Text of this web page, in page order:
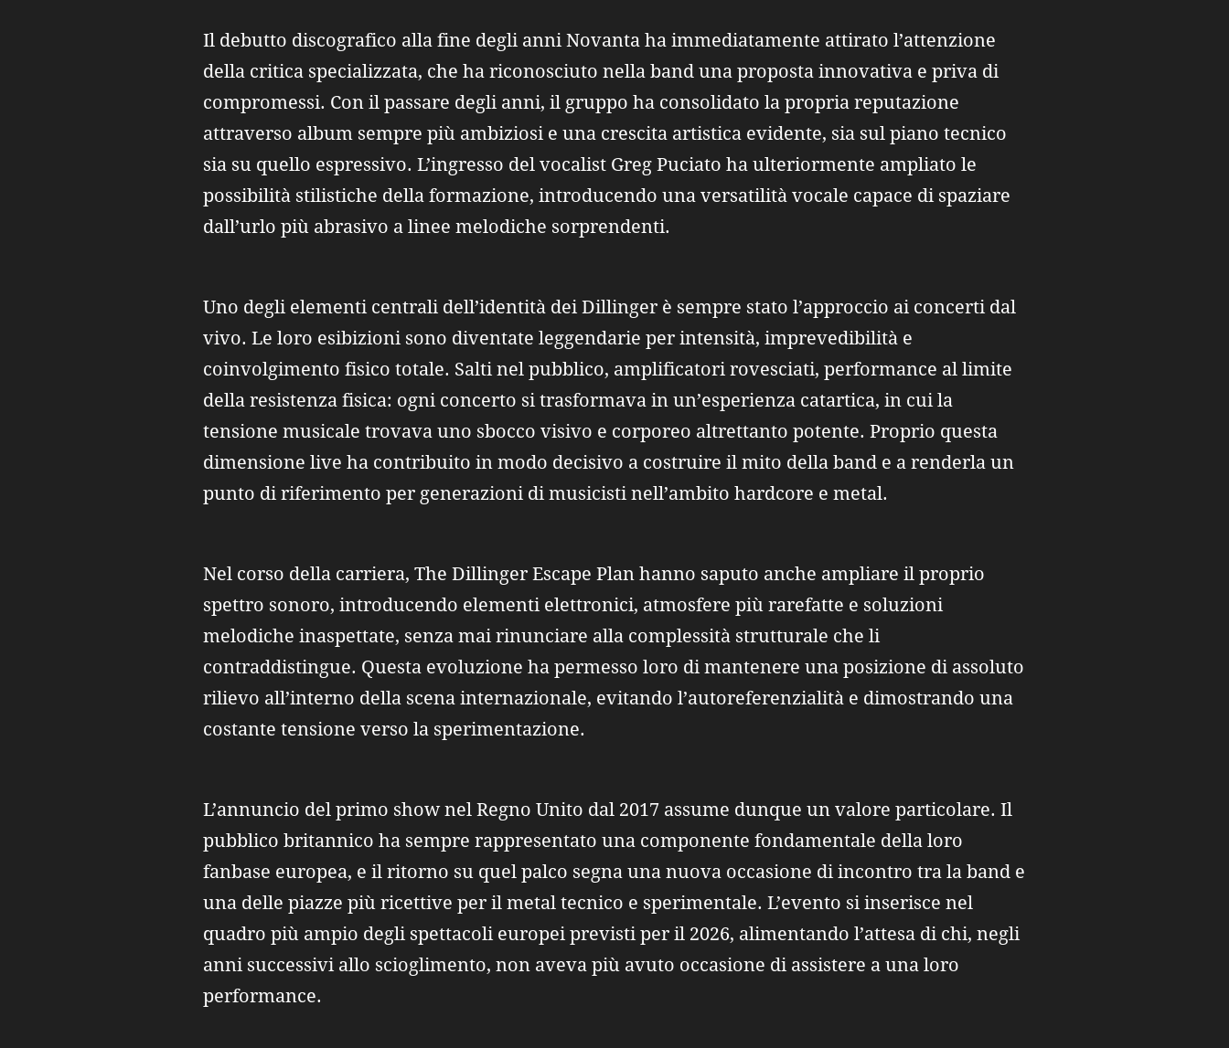
Il debutto discografico alla fine degli anni Novanta ha immediatamente attirato l’attenzione
della critica specializzata, che ha riconosciuto nella band una proposta innovativa e priva di
compromessi. Con il passare degli anni, il gruppo ha consolidato la propria reputazione
attraverso album sempre più ambiziosi e una crescita artistica evidente, sia sul piano tecnico
sia su quello espressivo. L’ingresso del vocalist Greg Puciato ha ulteriormente ampliato le
possibilità stilistiche della formazione, introducendo una versatilità vocale capace di spaziare
dall’urlo più abrasivo a linee melodiche sorprendenti.
Uno degli elementi centrali dell’identità dei Dillinger è sempre stato l’approccio ai concerti dal
vivo. Le loro esibizioni sono diventate leggendarie per intensità, imprevedibilità e
coinvolgimento fisico totale. Salti nel pubblico, amplificatori rovesciati, performance al limite
della resistenza fisica: ogni concerto si trasformava in un’esperienza catartica, in cui la
tensione musicale trovava uno sbocco visivo e corporeo altrettanto potente. Proprio questa
dimensione live ha contribuito in modo decisivo a costruire il mito della band e a renderla un
punto di riferimento per generazioni di musicisti nell’ambito hardcore e metal.
Nel corso della carriera, The Dillinger Escape Plan hanno saputo anche ampliare il proprio
spettro sonoro, introducendo elementi elettronici, atmosfere più rarefatte e soluzioni
melodiche inaspettate, senza mai rinunciare alla complessità strutturale che li
contraddistingue. Questa evoluzione ha permesso loro di mantenere una posizione di assoluto
rilievo all’interno della scena internazionale, evitando l’autoreferenzialità e dimostrando una
costante tensione verso la sperimentazione.
L’annuncio del primo show nel Regno Unito dal 2017 assume dunque un valore particolare. Il
pubblico britannico ha sempre rappresentato una componente fondamentale della loro
fanbase europea, e il ritorno su quel palco segna una nuova occasione di incontro tra la band e
una delle piazze più ricettive per il metal tecnico e sperimentale. L’evento si inserisce nel
quadro più ampio degli spettacoli europei previsti per il 2026, alimentando l’attesa di chi, negli
anni successivi allo scioglimento, non aveva più avuto occasione di assistere a una loro
performance.